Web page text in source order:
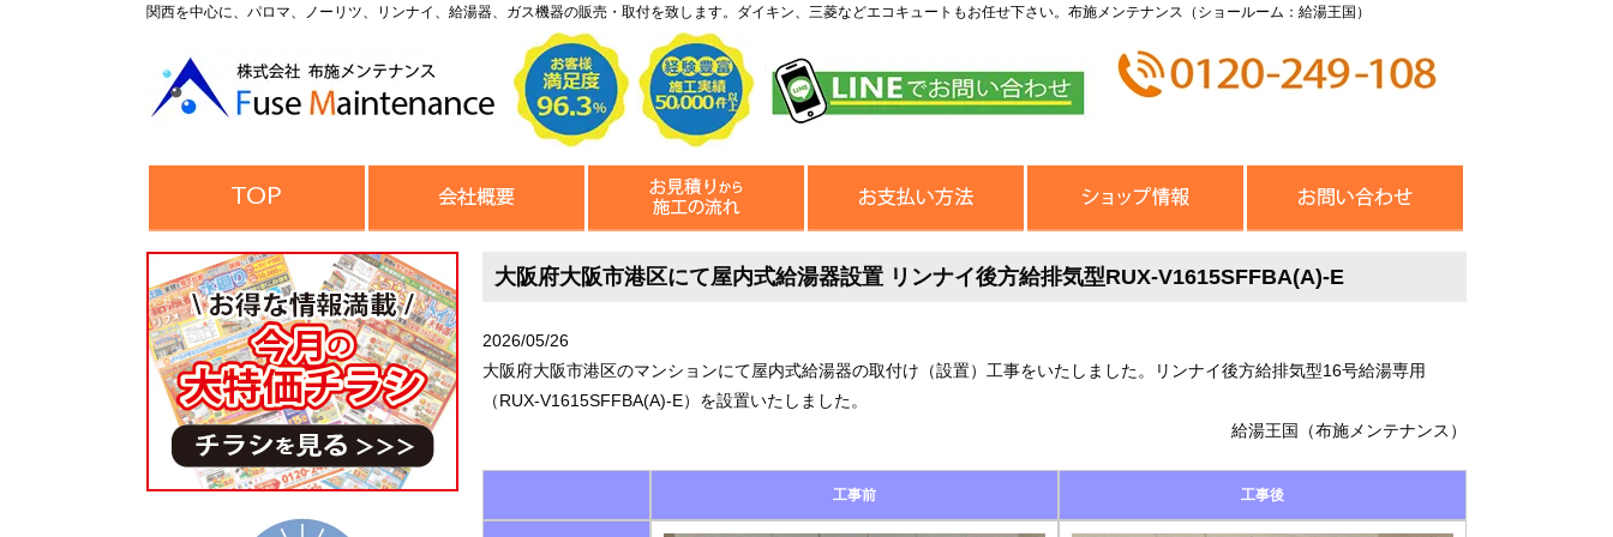
関西を中心に、パロマ、ノーリツ、リンナイ、給湯器、ガス機器の販売・取付を致します。ダイキン、三菱などエコキュートもお任せ下さい。布施メンテナンス（ショールーム：給湯王国）
大阪府大阪市港区にて屋内式給湯器設置 リンナイ後方給排気型RUX-V1615SFFBA(A)-E
2026/05/26
大阪府大阪市港区のマンションにて屋内式給湯器の取付け（設置）工事をいたしました。リンナイ後方給排気型16号給湯専用
（RUX-V1615SFFBA(A)-E）を設置いたしました。
給湯王国（布施メンテナンス）
工事前 工事後